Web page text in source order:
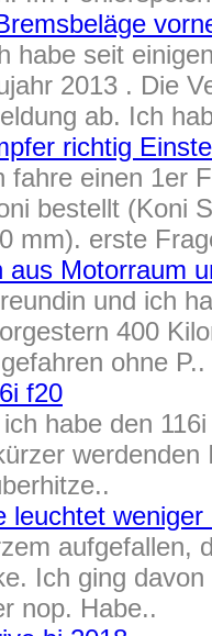
habe seit
2013 . Die
ab. Ich
richtig
fahre einen 1er
bestellt (Koni
mm). erste
aus Motorraum
und ich
400
ohne P..
f20
habe den
leuchtet weniger
aufgefallen,
Ich ging
nop. Habe..